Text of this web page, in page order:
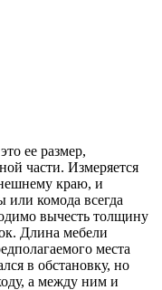
ее размер,
части. Измеряется
краю, и
комода всегда
вычесть толщину
Длина мебели
места
в обстановку, но
а между ним и